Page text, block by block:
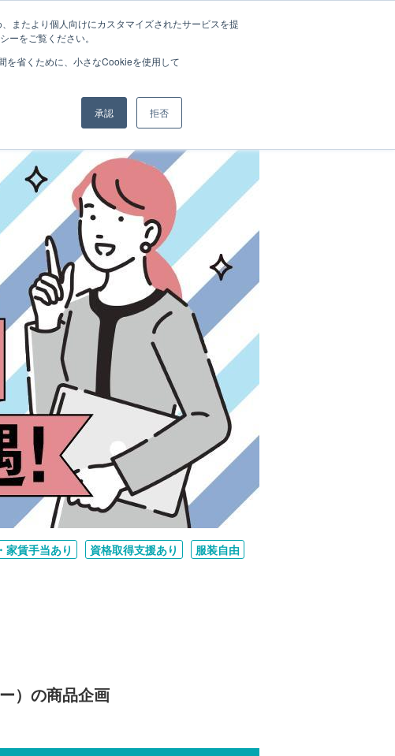
またより個人向けにカスタマイズされたサービスを提
をご覧ください。
を省くために、小さなCookieを使用して
承認 拒否
まずは相談申込（無料）
家賃手当あり 資格取得支援あり
服装自由
）の商品企画